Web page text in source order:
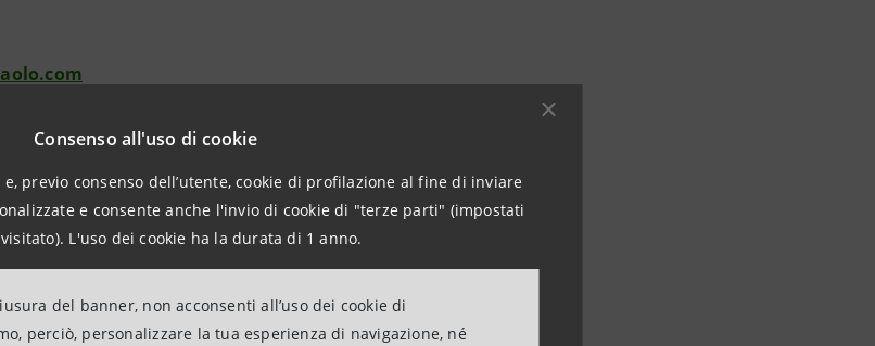
Consenso all'uso di cookie
previo consenso dell’utente, cookie di profilazione al fine di inviare
e consente anche l'invio di cookie di "terze parti" (impostati
L'uso dei cookie ha la durata di 1 anno.
del banner, non acconsenti all’uso dei cookie di
perciò, personalizzare la tua esperienza di navigazione, né